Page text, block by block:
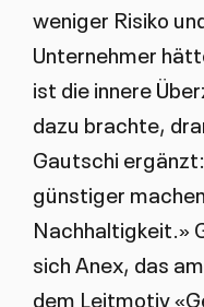
weniger Risiko
Unternehmer
ist die innere
dazu brachte,
Gautschi
günstiger
Nachhaltigkeit.»
sich Anex, das
dem Leitmotiv